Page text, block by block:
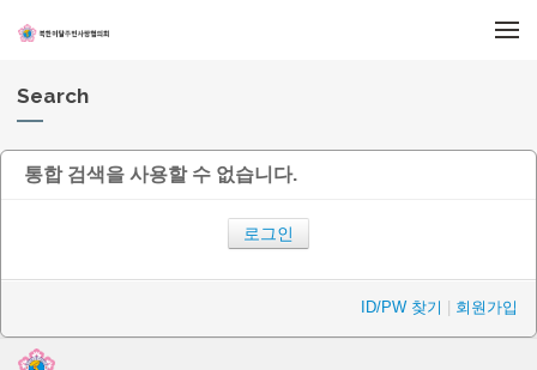
Search
통합 검색을 사용할 수 없습니다.
로그인
ID/PW 찾기 회원가입